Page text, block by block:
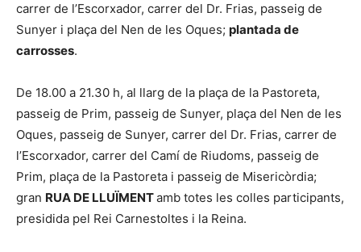
carrer de l’Escorxador, carrer del Dr. Frias, passeig de
Sunyer i plaça del Nen de les Oques; plantada de
carrosses.
De 18.00 a 21.30 h, al llarg de la plaça de la Pastoreta,
passeig de Prim, passeig de Sunyer, plaça del Nen de les
Oques, passeig de Sunyer, carrer del Dr. Frias, carrer de
l’Escorxador, carrer del Camí de Riudoms, passeig de
Prim, plaça de la Pastoreta i passeig de Misericòrdia;
gran RUA DE LLUÏMENTamb totes les colles participants,
presidida pel Rei Carnestoltes i la Reina.